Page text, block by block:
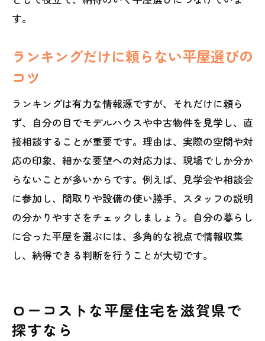
す。
ランキングだけに頼らない平屋選びの
コツ
ランキングは有力な情報源ですが、それだけに頼ら
ず、自分の目でモデルハウスや中古物件を見学し、直
接相談することが重要です。理由は、実際の空間や対
応の印象、細かな要望への対応力は、現場でしか分か
らないことが多いからです。例えば、見学会や相談会
に参加し、間取りや設備の使い勝手、スタッフの説明
の分かりやすさをチェックしましょう。自分の暮らし
に合った平屋を選ぶには、多角的な視点で情報収集
し、納得できる判断を行うことが大切です。
ローコストな平屋住宅を滋賀県で
探すなら